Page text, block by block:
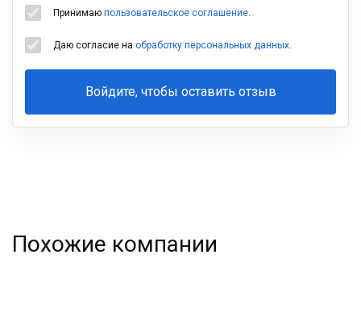
Принимаю пользовательское соглашение.
Даю согласие на обработку персональных данных.
Войдите, чтобы оставить отзыв
Ваша
Похожие компании